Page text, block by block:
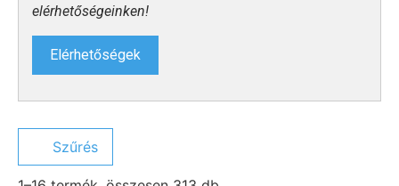
elérhetőségeinken!
Elérhetőségek
Szűrés